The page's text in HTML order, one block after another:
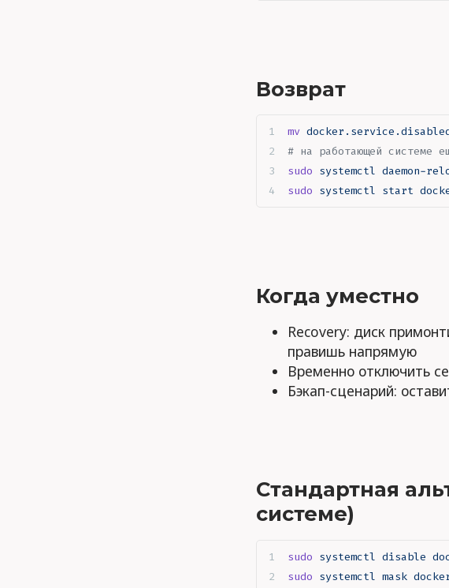
Возврат
mv
# на работающей системе
sudo systemctl daemon-
sudo systemctl start
Когда уместно
Recovery: диск
правишь напрямую
Временно отключить
Бэкап-сценарий:
Стандартная
системе)
sudo systemctl disable
sudo systemctl mask